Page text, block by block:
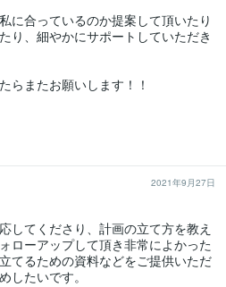
に合っているのか提案して頂いたり
り、細やかにサポートしていただき
らまたお願いします！！
2021年9月27日
してくださり、計画の立て方を教え
ローアップして頂き非常によかった
てるための資料などをご提供いただ
したいです。